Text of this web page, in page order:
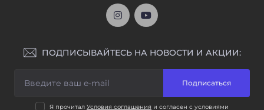
ПОДПИСЫВАЙТЕСЬ НА НОВОСТИ И АКЦИИ:
Подписаться
Я прочитал Условия соглашения и согласен с условиями